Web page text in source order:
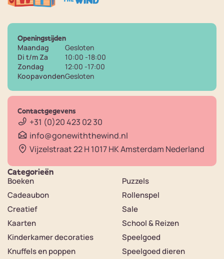
Openingstijden
Maandag
Di t/m Za
Zondag
Koopavonden
Gesloten
10:00 -18:00
12:00 -17:00
Gesloten
Contactgegevens
+31 (0)20 423 02 30
info@gonewiththewind.nl
Vijzelstraat 22 H 1017 HK Amsterdam Nederland
Categorieën
Boeken
Cadeaubon
Creatief
Kaarten
Kinderkamer decoraties
Knuffels en poppen
Puzzels
Rollenspel
Sale
School & Reizen
Speelgoed
Speelgoed dieren